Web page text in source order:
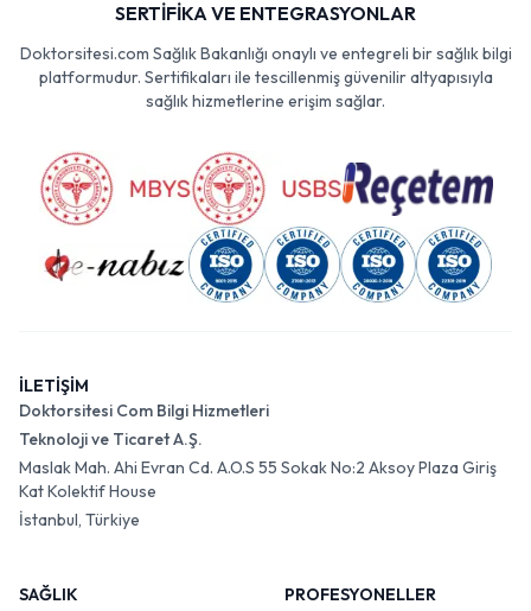
SERTİFİKA VE ENTEGRASYONLAR
Doktorsitesi.com Sağlık Bakanlığı onaylı ve entegreli bir sağlık bilgi
platformudur. Sertifikaları ile tescillenmiş güvenilir altyapısıyla
sağlık hizmetlerine erişim sağlar.
İLETİŞİM
Doktorsitesi Com Bilgi Hizmetleri
Teknoloji ve Ticaret A.Ş.
Maslak Mah. Ahi Evran Cd. A.O.S 55 Sokak No:2 Aksoy Plaza Giriş
Kat Kolektif House
İstanbul, Türkiye
SAĞLIK
PROFESYONELLER